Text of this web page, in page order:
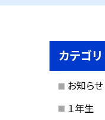
カテゴリ
お知らせ
１年生